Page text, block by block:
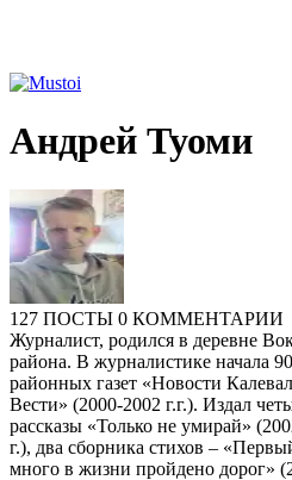
Андрей Туоми
127 ПОСТЫ 0 КОММЕНТАРИИ
Журналист, родился в деревне
района. В журналистике начала
районных газет «Новости
Вести» (2000-2002 г.г.). Издал
рассказы «Только не умирай»
г.), два сборника стихов –
много в жизни пройдено дорог»